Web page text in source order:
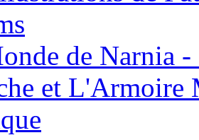
de Narnia
et L'Armoire